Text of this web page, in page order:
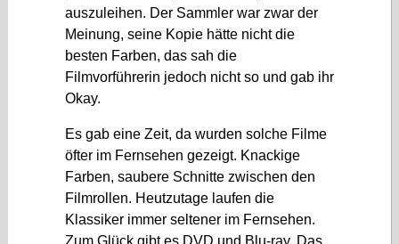
auszuleihen. Der Sammler war zwar der
Meinung, seine Kopie hätte nicht die
besten Farben, das sah die
Filmvorführerin jedoch nicht so und gab ihr
Okay.
Es gab eine Zeit, da wurden solche Filme
öfter im Fernsehen gezeigt. Knackige
Farben, saubere Schnitte zwischen den
Filmrollen. Heutzutage laufen die
Klassiker immer seltener im Fernsehen.
Zum Glück gibt es DVD und Blu-ray. Das